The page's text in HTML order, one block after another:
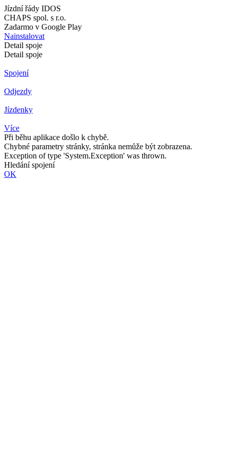
Jízdní řády IDOS
CHAPS spol. s r.o.
Zadarmo v Google Play
Nainstalovat
Detail spoje
Detail spoje
Spojení
Odjezdy
Jízdenky
Více
Při běhu aplikace došlo k chybě.
Chybné parametry stránky, stránka nemůže být zobrazena.
Exception of type 'System.Exception' was thrown.
Hledání spojení
OK